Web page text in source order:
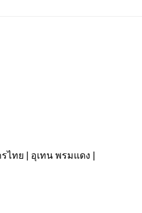
ทย | อุเทน พรมแดง |